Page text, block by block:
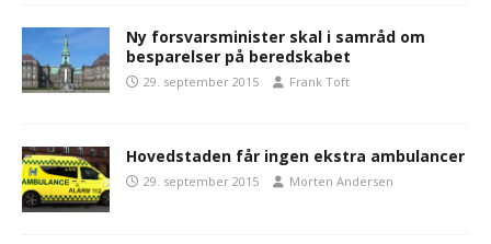
Ny forsvarsminister skal i samråd om
besparelser på beredskabet
29. september 2015 Frank Toft
Hovedstaden får ingen ekstra ambulancer
29. september 2015 Morten Andersen